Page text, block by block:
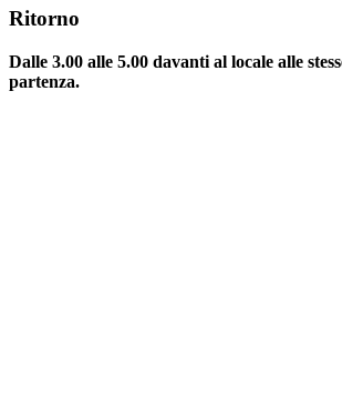
Ritorno
Dalle 3.00 alle 5.00 davanti al locale alle
partenza.